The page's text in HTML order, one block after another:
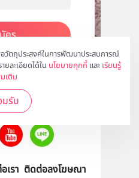
ตถุประสงค์ในการพัฒนาประสบการณ์
ละเอียดได้ใน นโยบายคุกกี้ และ เรียนรู้
เติม
รับ
คร
เราได้ที่
เรา ติดต่อลงโฆษณา